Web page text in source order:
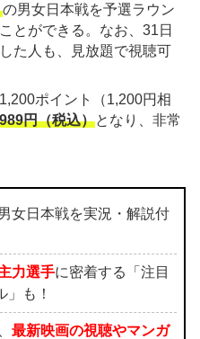
の男女日本戦を予選ラウン
とができる。なお、31日
た人も、見放題で視聴可
ポイント（1,200円相
円（税込）となり、非常
女日本戦を実況・解説付
力選手に密着する「注目
も！
最新映画の視聴やマンガ